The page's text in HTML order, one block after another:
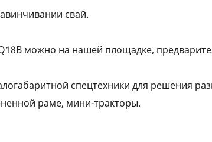
свай.
можно на нашей площадке,
спецтехники для решения
раме, мини-тракторы.